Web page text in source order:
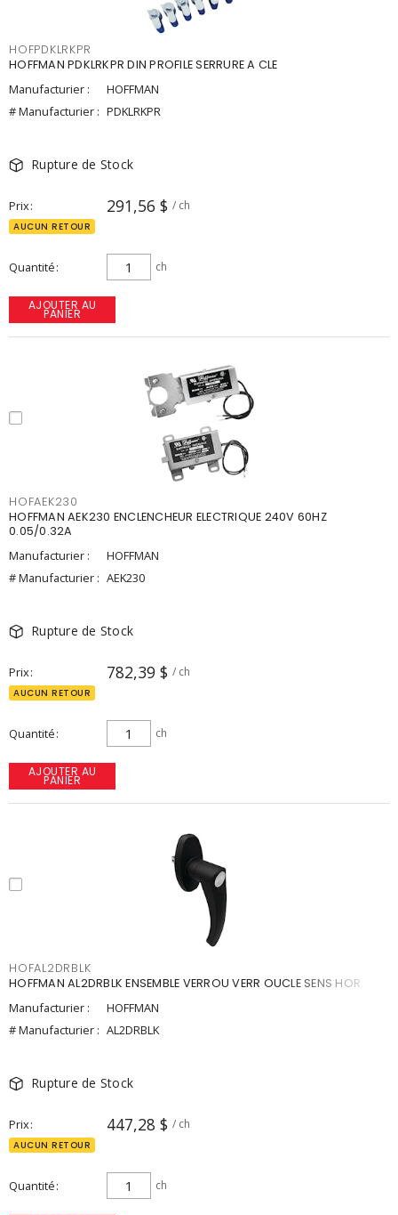
HOFPDKLRKPR
HOFFMAN PDKLRKPR DIN PROFILE SERRURE A CLE
Manufacturier :
HOFFMAN
# Manufacturier : PDKLRKPR
Rupture de Stock
Prix 291,56 $ / ch
AUCUN RETOUR
Quantité ch
AJOUTER AU
PANIER
HOFAEK230
HOFFMAN AEK230 ENCLENCHEUR ELECTRIQUE 240V 60HZ
0.05/0.32A
Manufacturier :
HOFFMAN
# Manufacturier : AEK230
Rupture de Stock
Prix 782,39 $ / ch
AUCUN RETOUR
Quantité ch
AJOUTER AU
PANIER
HOFAL2DRBLK
HOFFMAN AL2DRBLK ENSEMBLE VERROU VERR OUCLE SENS HOR.
Manufacturier :
HOFFMAN
# Manufacturier : AL2DRBLK
Rupture de Stock
Prix 447,28 $ / ch
AUCUN RETOUR
Quantité ch